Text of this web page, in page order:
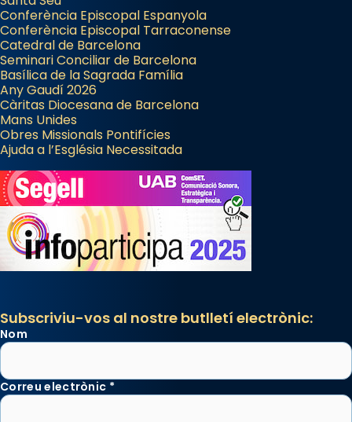
Conferència Episcopal Espanyola
Conferència Episcopal Tarraconense
Catedral de Barcelona
Seminari Conciliar de Barcelona
Basílica de la Sagrada Família
Any Gaudí 2026
Càritas Diocesana de Barcelona
Mans Unides
Obres Missionals Pontifícies
Ajuda a l’Església Necessitada
Subscriviu-vos al nostre butlletí electrònic:
Nom
Correu electrònic *